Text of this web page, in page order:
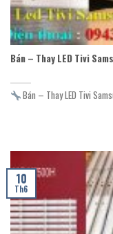
Bán – Thay LED Tivi
Bán – Thay LED Tivi
10
Th6